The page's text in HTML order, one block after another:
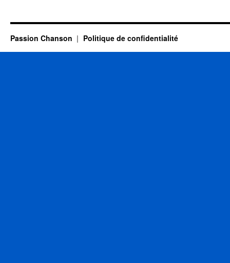
Passion Chanson Politique de confidentialité